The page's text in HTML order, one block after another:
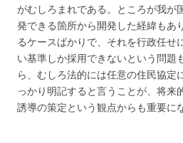
がむしろまれである。ところが我が
発できる箇所から開発した経緯もあ
るケースばかりで、それを行政任せ
い基準しか採用できないという問題
ら、むしろ法的には任意の住民協定
っかり明記すると言うことが、将来
誘導の策定という観点からも重要に